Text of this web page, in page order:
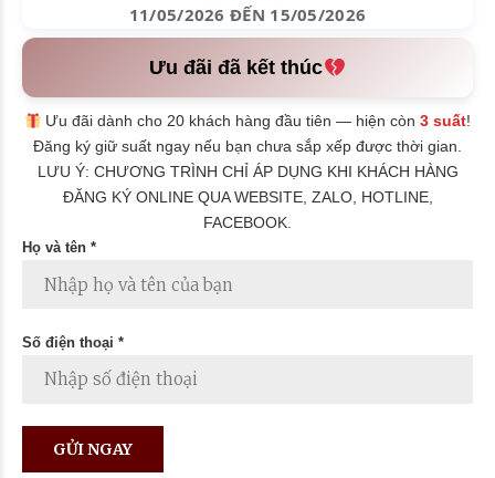
11/05/2026 ĐẾN 15/05/2026
Ưu đãi đã kết thúc
Ưu đãi dành cho 20 khách hàng đầu tiên — hiện còn3 suất!
Đăng ký giữ suất ngay nếu bạn chưa sắp xếp được thời gian.
LƯU Ý: CHƯƠNG TRÌNH CHỈ ÁP DỤNG KHI KHÁCH HÀNG
ĐĂNG KÝ ONLINE QUA WEBSITE, ZALO, HOTLINE,
FACEBOOK.
Họ và tên *
Số điện thoại *